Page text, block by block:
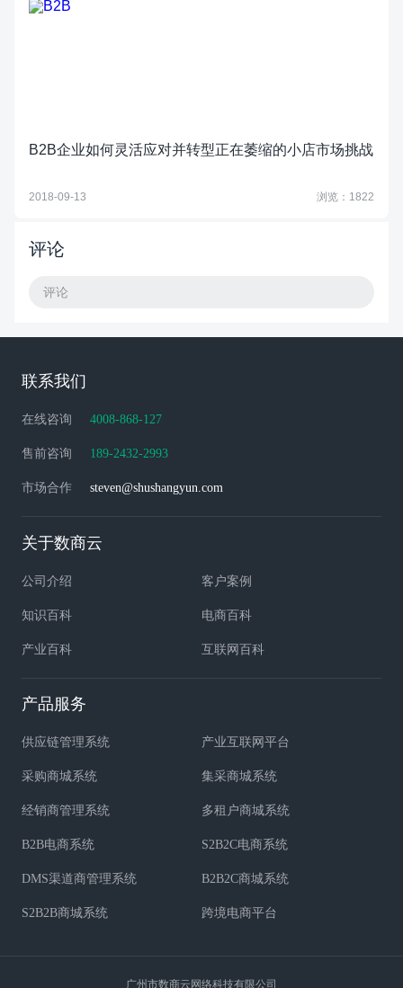
B2B企业如何灵活应对并转型正在萎缩的小店市场挑战
2018-09-13 浏览：1822
评论
评论
联系我们
在线咨询 4008-868-127
售前咨询 189-2432-2993
市场合作 steven@shushangyun.com
关于数商云
公司介绍 客户案例
知识百科 电商百科
产业百科 互联网百科
产品服务
供应链管理系统 产业互联网平台
采购商城系统 集采商城系统
经销商管理系统 多租户商城系统
B2B电商系统 S2B2C电商系统
DMS渠道商管理系统 B2B2C商城系统
S2B2B商城系统 跨境电商平台
广州市数商云网络科技有限公司